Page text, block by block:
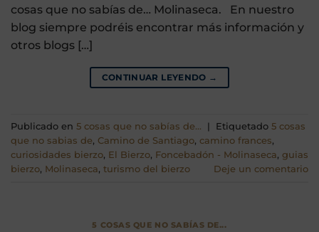
cosas que no sabías de… Molinaseca. En nuestro
blog siempre podréis encontrar más información y
otros blogs […]
CONTINUAR LEYENDO →
Publicado en 5 cosas que no sabías de... | Etiquetado 5 cosas
que no sabias de, Camino de Santiago, camino frances,
curiosidades bierzo, El Bierzo, Foncebadón - Molinaseca, guias
bierzo, Molinaseca, turismo del bierzo Deje un comentario
5 COSAS QUE NO SABÍAS DE...